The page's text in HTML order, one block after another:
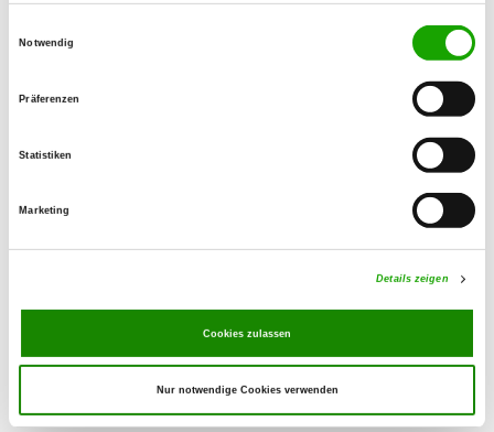
Notwendig
Präferenzen
Statistiken
Marketing
Details zeigen
Cookies zulassen
Nur notwendige Cookies verwenden
Details
02727 Neugersdorf
Details
Am Fuchsberg
OG - HSV Reichenbach/Oberlausitz
Details